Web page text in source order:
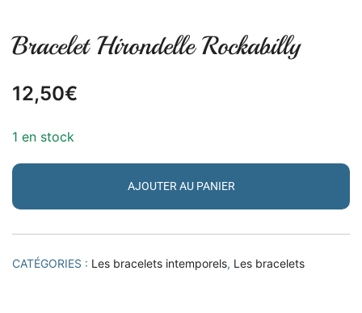
Bracelet Hirondelle Rockabilly
12,50€
1 en stock
AJOUTER AU PANIER
CATÉGORIES : Les bracelets intemporels, Les bracelets